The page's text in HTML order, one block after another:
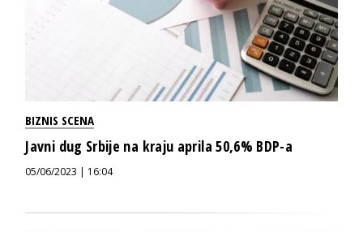
BIZNIS SCENA
Javni dug Srbije na kraju aprila 50,6% BDP-a
05/06/2023 | 16:04